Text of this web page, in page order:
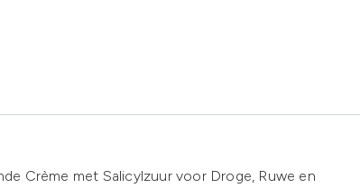
Crème met Salicylzuur voor Droge, Ruwe en